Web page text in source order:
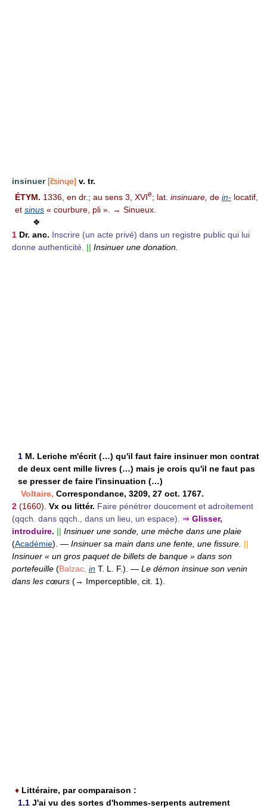
insinuer [ɛ̃sinɥe] v. tr.
ÉTYM. 1336, en dr.; au sens 3, XVIe; lat. insinuare, de in- locatif,
et sinus « courbure, pli ». → Sinueux.
❖
1 Dr. anc. Inscrire (un acte privé) dans un registre public qui lui
donne authenticité. || Insinuer une donation.
1 M. Leriche m'écrit (…) qu'il faut faire insinuer mon contrat
de deux cent mille livres (…) mais je crois qu'il ne faut pas
se presser de faire l'insinuation (…)
Voltaire, Correspondance, 3209, 27 oct. 1767.
2 (1660). Vx ou littér. Faire pénétrer doucement et adroitement
(qqch. dans qqch., dans un lieu, un espace). ⇒ Glisser,
introduire. || Insinuer une sonde, une mèche dans une plaie
(Académie). — Insinuer sa main dans une fente, une fissure. ||
Insinuer « un gros paquet de billets de banque » dans son
portefeuille (Balzac, in T. L. F.). — Le démon insinue son venin
dans les cœurs (→ Imperceptible, cit. 1).
♦ Littéraire, par comparaison :
1.1 J'ai vu des sortes d'hommes-serpents autrement